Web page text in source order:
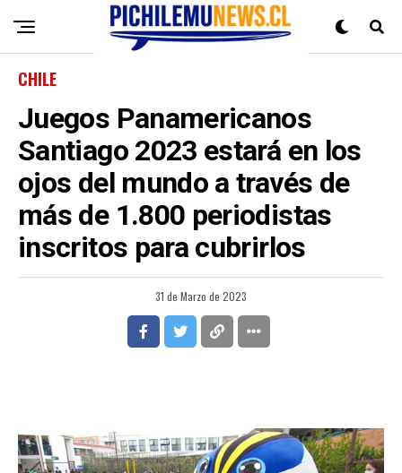
CHILE
Juegos Panamericanos
Santiago 2023 estará en los
ojos del mundo a través de
más de 1.800 periodistas
inscritos para cubrirlos
31 de Marzo de 2023